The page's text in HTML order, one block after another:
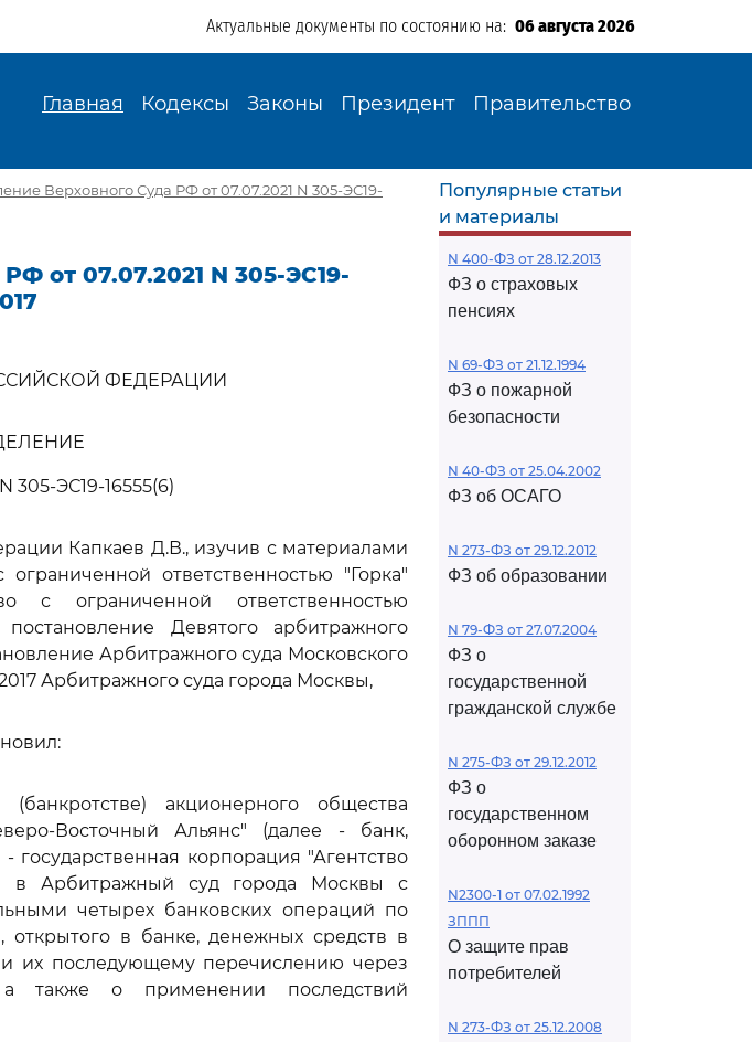
Актуальные документы по состоянию на: 06 августа 2026
Главная Кодексы Законы Президент Правительство
Верховного Суда РФ от 07.07.2021 N 305-ЭС19-
от 07.07.2021 N 305-ЭС19-
ФЕДЕРАЦИИ
305-ЭС19-16555(6)
Капкаев Д.В., изучив с материалами
ответственностью "Горка"
ограниченной ответственностью
Девятого арбитражного
Арбитражного суда Московского
Арбитражного суда города Москвы,
акционерного общества
Восточный Альянс" (далее - банк,
корпорация "Агентство
в Арбитражный суд города Москвы с
четырех банковских операций по
открытого в банке, денежных средств в
их последующему перечислению через
а также о применении последствий
Популярные статьи
и материалы
N 400-ФЗ от 28.12.2013
ФЗ о страховых
пенсиях
N 69-ФЗ от 21.12.1994
ФЗ о пожарной
безопасности
N 40-ФЗ от 25.04.2002
ФЗ об ОСАГО
N 273-ФЗ от 29.12.2012
ФЗ об образовании
N 79-ФЗ от 27.07.2004
ФЗ о
государственной
гражданской службе
N 275-ФЗ от 29.12.2012
ФЗ о
государственном
оборонном заказе
N2300-1 от 07.02.1992
ЗППП
О защите прав
потребителей
N 273-ФЗ от 25.12.2008